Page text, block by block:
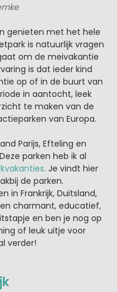
genieten met het hele
is natuurlijk vragen
om de meivakantie
is dat ieder kind
op of in de buurt van
in aantocht, leek
te maken van de
van Europa.
Parijs, Efteling en
parken heb ik al
. Je vindt hier
de parken.
in Frankrijk, Duitsland,
charmant, educatief,
en ben je nog op
of leuk uitje voor
verder!